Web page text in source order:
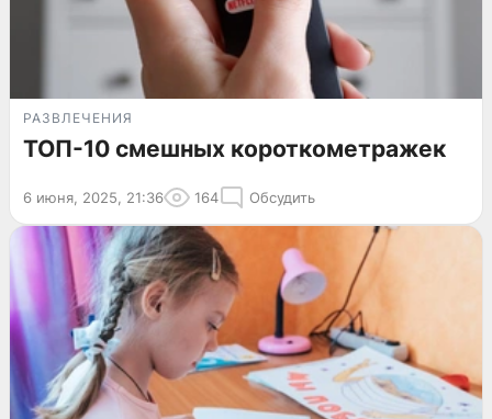
РАЗВЛЕЧЕНИЯ
ТОП-10 смешных короткометражек
6 июня, 2025, 21:36 164 Обсудить